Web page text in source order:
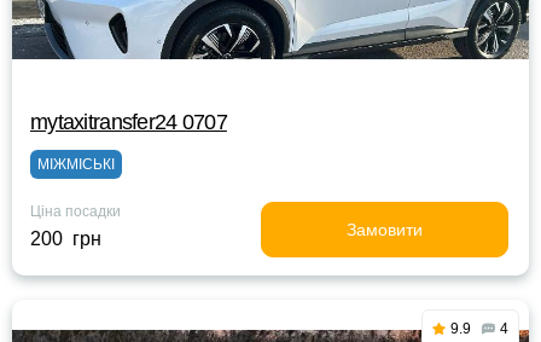
mytaxitransfer24 0707
МІЖМІСЬКІ
Ціна посадки
200 грн Замовити
9.9 4